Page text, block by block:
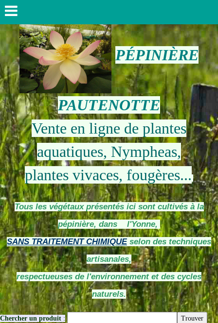
PÉPINIÈRE
PAUTENOTTE
Vente en ligne de plantes
aquatiques, Nympheas,
plantes vivaces, fougères...
Tous les végétaux présentés ici sont cultivés à la
pépinière, dans l'Yonne,
SANS TRAITEMENT CHIMIQUE selon des techniques
artisanales,
respectueuses de l'environnement et des cycles
naturels.
Chercher un produit :